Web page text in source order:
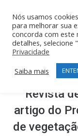
Revista
artigo do
de
Nós usamos
para melhorar sua
concorda com este
detalhes, selecione
Privacidade
Saiba mais